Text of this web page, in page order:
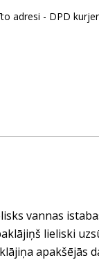
adresi - DPD
vannas
lieliski
apakšējās